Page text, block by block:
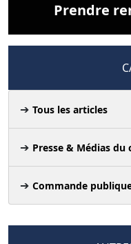
Prendre
Tous les articles
Presse & Médias du
Commande